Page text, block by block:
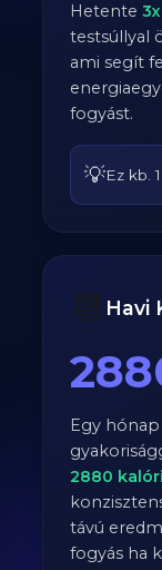
Hetente3x
testsúllyal
ami segít
fogyást.
💡Ez kb.
📆 Havi
Egy
2880
távú
fogyás ha